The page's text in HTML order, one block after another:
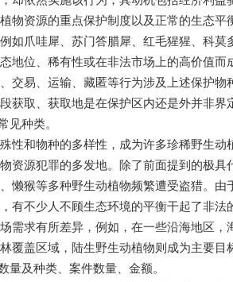
物资源的重点保护制度以及正常的生态平
如爪哇犀、苏门答腊犀、红毛猩猩、科莫
地位、稀有性或在非法市场上的高价值而
交易、运输、藏匿等行为涉及上述保护物
获取、获取地是在保护区内还是外并非界
种类。
和物种的多样性，成为许多珍稀野生动
资源犯罪的多发地。除了前面提到的极具
懒猴等多种野生动植物频繁遭受盗猎。由
有不少人不顾生态环境的平衡干起了非法
需求有所差异，例如，在一些沿海地区，
覆盖区域，陆生野生动植物则成为主要目
及种类、案件数量、金额。